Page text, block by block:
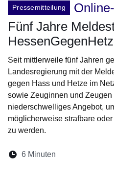
Pressemitteilung
Fünf Jahre
Seit mittlerweile fünf Jahren
Landesregierung mit der
gegen Hass und Hetze im
sowie Zeuginnen und
niederschwelliges Angebot,
möglicherweise strafbare
zu werden.
Lesedauer:
6 Minuten